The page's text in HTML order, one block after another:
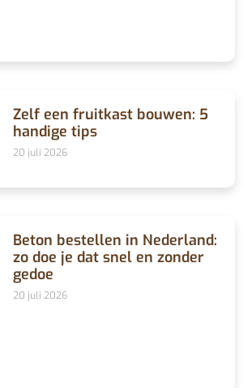
Zelf een fruitkast bouwen: 5
handige tips
20 juli 2026
Beton bestellen in Nederland:
zo doe je dat snel en zonder
gedoe
20 juli 2026